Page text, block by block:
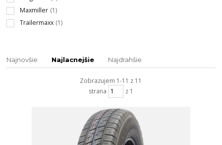
Maxmiller (1)
Trailermaxx (1)
Najnovšie Najlacnejšie Najdrahšie
Zobrazujem 1-11 z 11
strana
z 1